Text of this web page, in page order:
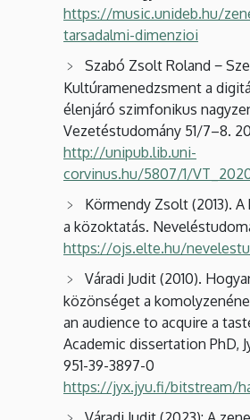
https://music.unideb.hu/
tarsadalmi-dimenzioi
Szabó Zsolt Roland −
Kultúramenedzsment a
élenjáró szimfonikus
Vezetéstudomány 51/7–8.
http://unipub.lib.uni-
corvinus.hu/5807/1/
Körmendy Zsolt (2013).
a közoktatás.
https://ojs.elte.hu/
Váradi Judit (2010).
közönséget a
an audience to acquire a
Academic dissertation PhD,
951-39-3897-0
https://jyx.jyu.fi/bitstream/